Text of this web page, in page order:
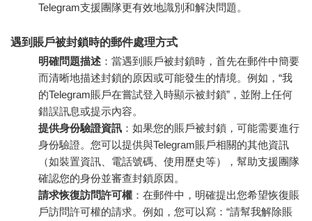
Telegram支援團隊更有效地識別和解決問題。
遇到賬戶被封鎖時的郵件處理方式
明確問題描述 ：當遇到賬戶被封鎖時，首先在郵件中簡要
而清晰地描述封鎖的原因或可能發生的情境。例如，“我
的Telegram賬戶在嘗試登入時顯示被封鎖”，並附上任何
錯誤訊息或提示內容。
提供身份驗證資訊 ：如果您的賬戶被封鎖，可能需要進行
身份驗證。您可以提供與Telegram賬戶相關的其他資訊
（如裝置資訊、電話號碼、使用歷史等），幫助支援團隊
確認您的身份並審查封鎖原因。
請求恢復訪問許可權 ：在郵件中，明確提出您希望恢復賬
戶訪問許可權的請求。例如，您可以寫：“請幫我解除賬